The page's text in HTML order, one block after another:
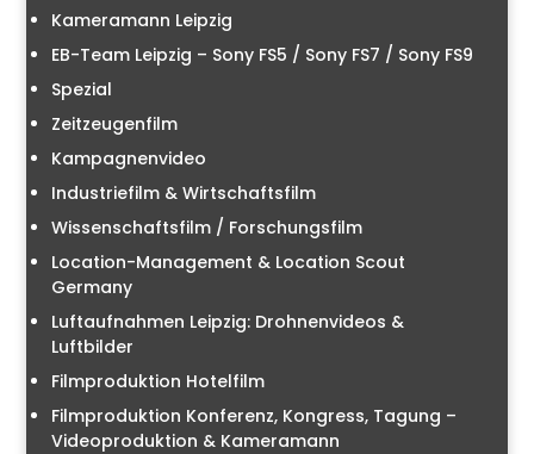
Kameramann Leipzig
EB-Team Leipzig – Sony FS5 / Sony FS7 / Sony FS9
Spezial
Zeitzeugenfilm
Kampagnenvideo
Industriefilm & Wirtschaftsfilm
Wissenschaftsfilm / Forschungsfilm
Location-Management & Location Scout
Germany
Luftaufnahmen Leipzig: Drohnenvideos &
Luftbilder
Filmproduktion Hotelfilm
Filmproduktion Konferenz, Kongress, Tagung –
Videoproduktion & Kameramann